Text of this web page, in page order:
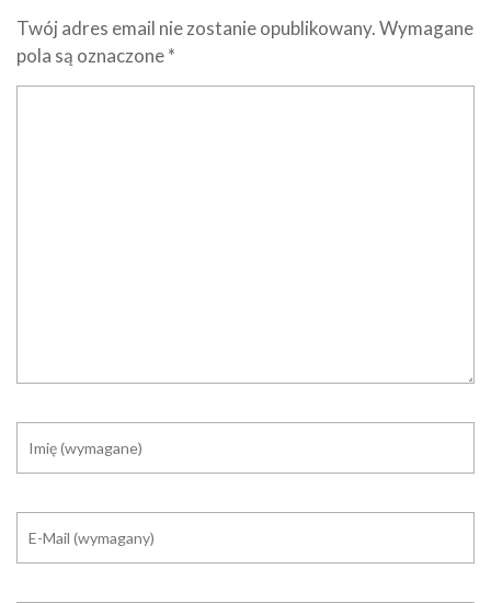
Twój adres email nie zostanie opublikowany.Wymagane
pola są oznaczone*